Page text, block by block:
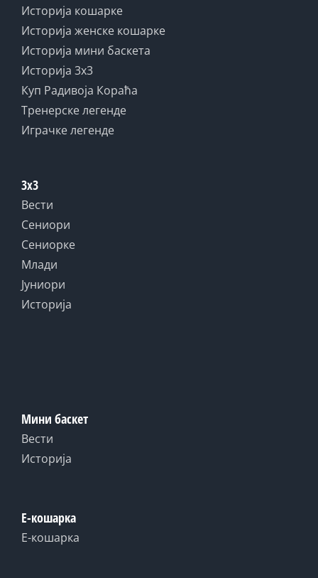
Историја кошарке
Историја женске кошарке
Историја мини баскета
Историја 3x3
Куп Радивоја Кораћа
Тренерске легенде
Играчке легенде
3x3
Вести
Сениори
Сениорке
Млади
Јуниори
Историја
Мини баскет
Вести
Историја
Е-кошарка
Е-кошарка